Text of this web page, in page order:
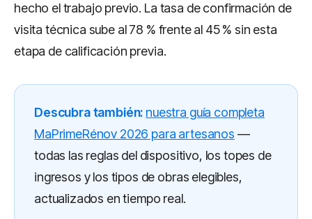
hecho el trabajo previo. La tasa de confirmación de
visita técnica sube al 78 % frente al 45 % sin esta
etapa de calificación previa.
Descubra también: nuestra guía completa
MaPrimeRénov 2026 para artesanos —
todas las reglas del dispositivo, los topes de
ingresos y los tipos de obras elegibles,
actualizados en tiempo real.